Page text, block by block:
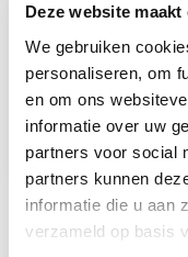
Deze website
We gebruiken
personaliseren, om
en om ons
informatie over uw
partners voor social
partners kunnen
informatie die u aan
verzameld op basis
Fine Point Blades
Niet op voorraad